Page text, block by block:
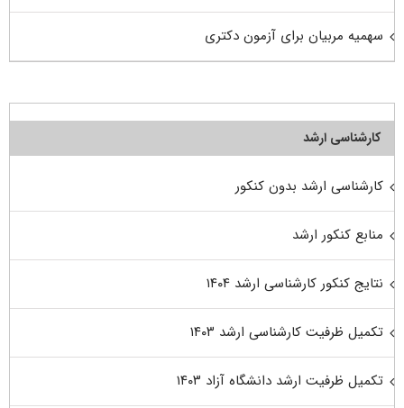
سهمیه مربیان برای آزمون دکتری
کارشناسی ارشد
کارشناسی ارشد بدون کنکور
منابع کنکور ارشد
نتایج کنکور کارشناسی ارشد ۱۴۰۴
تکمیل ظرفیت کارشناسی ارشد ۱۴۰۳
تکمیل ظرفیت ارشد دانشگاه آزاد ۱۴۰۳